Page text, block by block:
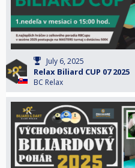
July 6, 2025
Relax Biliard CUP 07 2025
BC Relax